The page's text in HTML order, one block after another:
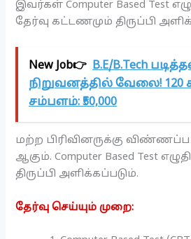
இவர்கள் Computer Based Test
தேர்வு கட்டணமும் திருப்பி
New Job👉 B.E/B.Tech
நிறுவனத்தில் வேலை! 120
சம்பளம்: ₹50,000
மற்ற பிரிவினருக்கு விண்ணப்ப
ஆகும். Computer Based Test
திருப்பி அளிக்கப்படும்.
தேர்வு செய்யும் முறை: